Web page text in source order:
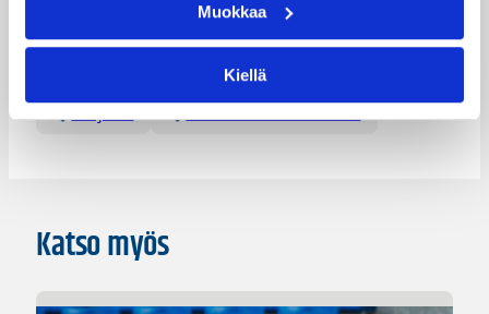
Muokkaa
Kiellä
Kategoriat
Katso myös